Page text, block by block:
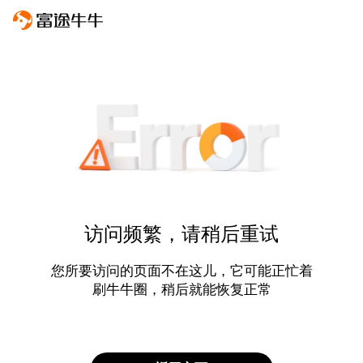
访问频繁，请稍后重试
您所要访问的页面不在这儿，它可能正忙着
刷牛牛圈，稍后就能恢复正常